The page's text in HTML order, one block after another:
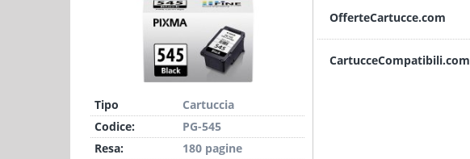
Tipo
Cartuccia
Codice:
PG-545
Resa:
180 pagine
OfferteCartucce.com
CartucceCompatibili.com